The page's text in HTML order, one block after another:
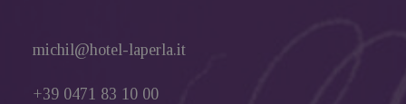
michil@hotel-laperla.it
+39 0471 83 10 00